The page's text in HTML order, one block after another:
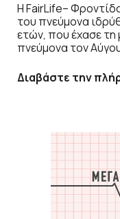
Η FairLife–
του πνεύμονα
ετών, που έχασε τη
πνεύμονα τον
Διαβάστε την